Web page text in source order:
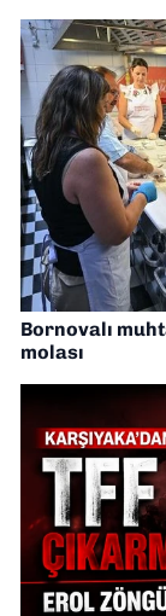
Bornovalı
molası